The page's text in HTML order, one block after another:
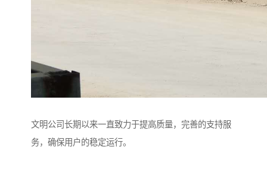
文明公司长期以来一直致力于提高质量，完善的支持服
务，确保用户的稳定运行。